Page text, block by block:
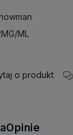
ML
o produkt
Opinie